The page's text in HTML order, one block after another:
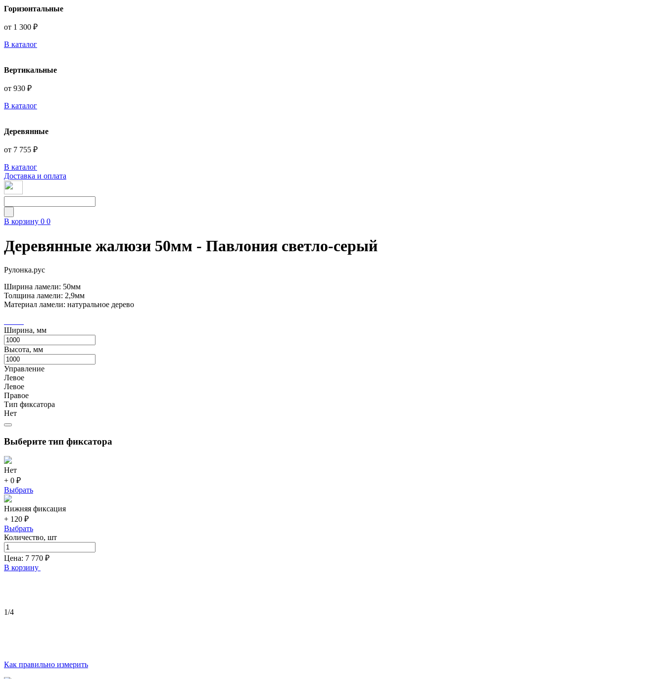
Горизонтальные
от 1 300 ₽
В каталог
Вертикальные
от 930 ₽
В каталог
Деревянные
от 7 755 ₽
В каталог
Доставка и оплата
В корзину 0 0
Деревянные жалюзи 50мм - Павлония светло-серый
Рулонка.рус
Ширина ламели: 50мм
Толщина ламели: 2,9мм
Материал ламели: натуральное дерево
Ширина, мм
Высота, мм
Управление
Левое
Левое
Правое
Тип фиксатора
Нет
Выберите тип фиксатора
Нет
+ 0 ₽
Выбрать
Нижняя фиксация
+ 120 ₽
Выбрать
Количество, шт
Цена: 7 770 ₽
В корзину
1/4
Как правильно измерить